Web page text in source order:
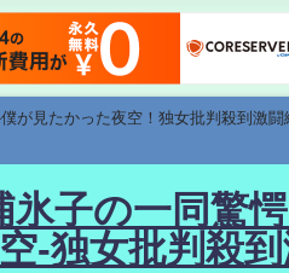
見たかった夜空！独女批判殺到激
子の一同驚
-独女批判殺